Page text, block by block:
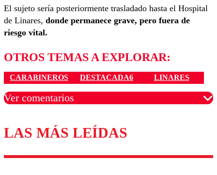
El sujeto sería posteriormente trasladado hasta el Hospital
de Linares, donde permanece grave, pero fuera de
riesgo vital.
OTROS TEMAS A EXPLORAR:
CARABINEROS DESTACADA6 LINARES
Ver comentarios
Los comentarios son moderados para garantizar un
diálogo respetuoso.
Nombre
LAS MÁS LEÍDAS